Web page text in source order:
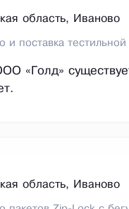
область, Иваново
и поставка
«Голд»
область, Иваново